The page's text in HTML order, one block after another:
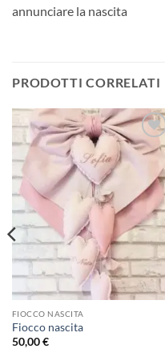
annunciare la nascita
PRODOTTI CORRELATI
Aggiungi
alla lista
desideri
FIOCCO NASCITA
Fiocco nascita
50,00€